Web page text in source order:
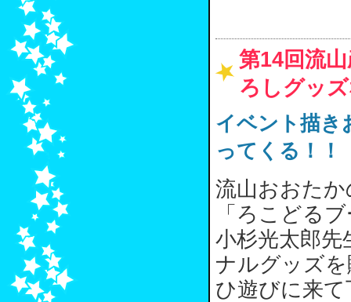
第14回流
ろしグッ
イベント描き
ってくる！！
流山おおた
「ろこどる
小杉光太郎
ナルグッズ
ひ遊びに来